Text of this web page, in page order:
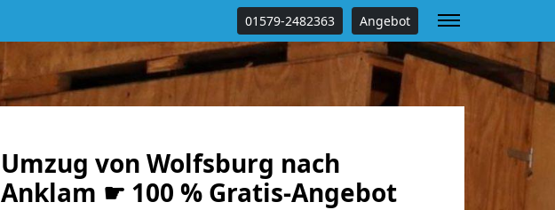
01579-2482363 Angebot
Umzug von Wolfsburg nach
Anklam ☛ 100 % Gratis-Angebot